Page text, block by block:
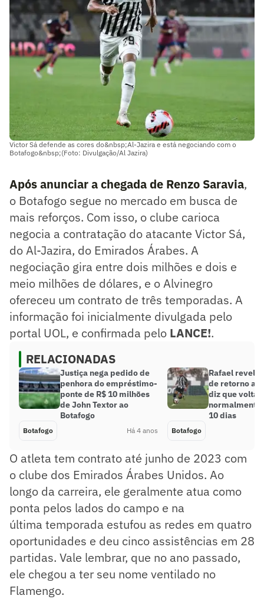
Victor Sá defende as cores do&nbsp;Al-Jazira e está negociando com o
Botafogo&nbsp;(Foto: Divulgação/Al Jazira)
Após anunciar a chegada de Renzo Saravia,
o Botafogo segue no mercado em busca de
mais reforços. Com isso, o clube carioca
negocia a contratação do atacante Victor Sá,
do Al-Jazira, do Emirados Árabes. A
negociação gira entre dois milhões e dois e
meio milhões de dólares, e o Alvinegro
ofereceu um contrato de três temporadas. A
informação foi inicialmente divulgada pelo
portal UOL, e confirmada pelo LANCE!.
RELACIONADAS
Justiça nega pedido de
penhora do empréstimo-
ponte de R$ 10 milhões
de John Textor ao
Botafogo
Botafogo Há 4 anos
Rafael revela
de retorno ao
diz que
normalmente
10 dias
Botafogo
O atleta tem contrato até junho de 2023 com
o clube dos Emirados Árabes Unidos. Ao
longo da carreira, ele geralmente atua como
ponta pelos lados do campo e na
última temporada estufou as redes em quatro
oportunidades e deu cinco assistências em 28
partidas. Vale lembrar, que no ano passado,
ele chegou a ter seu nome ventilado no
Flamengo.